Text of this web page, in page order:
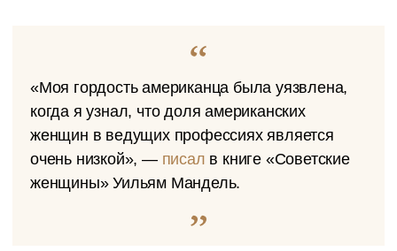
«Моя гордость американца была уязвлена,
когда я узнал, что доля американских
женщин в ведущих профессиях является
очень низкой», — писал в книге «Советские
женщины» Уильям Мандель.